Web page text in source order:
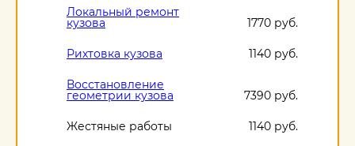
Локальный ремонт
кузова 1770 руб.
Рихтовка кузова 1140 руб.
Восстановление
геометрии кузова 7390 руб.
Жестяные работы 1140 руб.